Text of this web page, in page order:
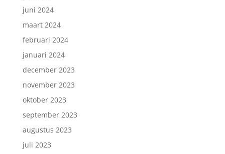
juni 2024
maart 2024
februari 2024
januari 2024
december 2023
november 2023
oktober 2023
september 2023
augustus 2023
juli 2023